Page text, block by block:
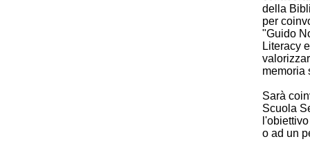
della
per
"Guido
Literacy
memoria
Sarà
Scuola
o ad un